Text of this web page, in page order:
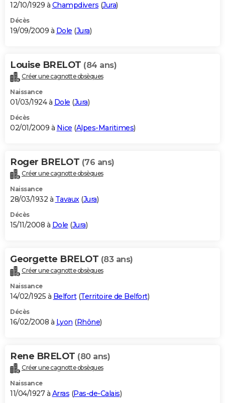
12/10/1929 à Champdivers (Jura)
Décès
19/09/2009 à Dole (Jura)
Louise BRELOT (84 ans)
Créer une cagnotte obsèques
Naissance
01/03/1924 à Dole (Jura)
Décès
02/01/2009 à Nice (Alpes-Maritimes)
Roger BRELOT (76 ans)
Créer une cagnotte obsèques
Naissance
28/03/1932 à Tavaux(Jura)
Décès
15/11/2008 à Dole (Jura)
Georgette BRELOT (83 ans)
Créer une cagnotte obsèques
Naissance
14/02/1925 à Belfort(Territoire de Belfort)
Décès
16/02/2008 à Lyon (Rhône)
Rene BRELOT (80 ans)
Créer une cagnotte obsèques
Naissance
11/04/1927 à Arras (Pas-de-Calais)